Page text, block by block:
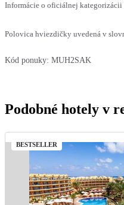
Informácie o oficiálnej kategorizácii
Polovica hviezdičky uvedená v
Kód ponuky: MUH2SAK
Podobné hotely v
BESTSELLER